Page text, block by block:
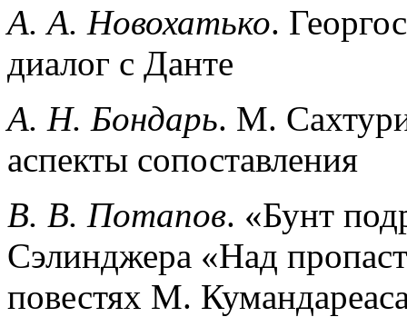
А. А. Новохатько.
диалог с Данте
А. Н. Бондарь. М.
аспекты сопоставления
В. В. Потапов. «Бунт
Сэлинджера «Над
повестях М.